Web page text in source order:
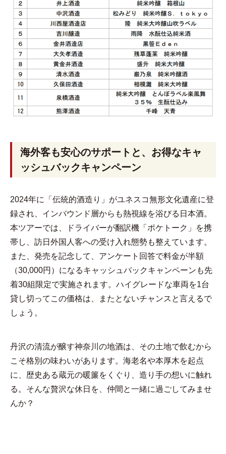
海外客も安心のサポートと、お得なキャ
ッシュバックキャンペーン
2024年に「伝統的酒造り」がユネスコ無形文化遺産に登
録され、インバウンド層からも熱視線を浴びる日本酒。
本ツアーでは、ドライバーが翻訳機「ポケトーク」を携
帯し、訪日外国人客への受け入れ態勢も整えています。
また、発売を記念して、アンケート回答で料金が半額
（30,000円）になるキャッシュバックキャンペーンも先
着30組限定で実施されます。ハイグレードな車両を1台
貸し切ってこの価格は、またとないチャンスと言えるで
しょう。
丹沢の清流が醸す神奈川の地酒は、その土地で飲むから
こそ格別の味わいがあります。海老名や本厚木を起点
に、歴史ある蔵元の暖簾をくぐり、造り手の想いに触れ
る。そんな贅沢な休日を、仲間と一緒に過ごしてみませ
んか？